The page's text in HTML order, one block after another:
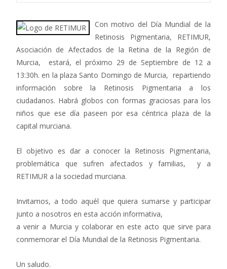
Con motivo del Día Mundial de la
Retinosis Pigmentaria, RETIMUR,
Asociación de Afectados de la Retina de la Región de
Murcia, estará, el próximo 29 de Septiembre de 12 a
13:30h. en la plaza Santo Domingo de Murcia, repartiendo
información sobre la Retinosis Pigmentaria a los
ciudadanos. Habrá globos con formas graciosas para los
niños que ese día paseen por esa céntrica plaza de la
capital murciana.
El objetivo es dar a conocer la Retinosis Pigmentaria,
problemática que sufren afectados y familias, y a
RETIMUR a la sociedad murciana.
Invitamos, a todo aquél que quiera sumarse y participar
junto a nosotros en esta acción informativa,
a venir a Murcia y colaborar en este acto que sirve para
conmemorar el Día Mundial de la Retinosis Pigmentaria.
Un saludo.